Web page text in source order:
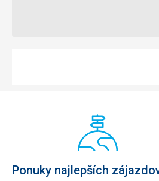
Ponuky najlepších